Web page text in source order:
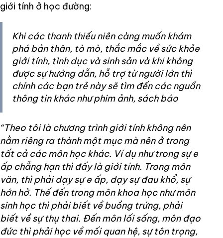
giới tính ở học đường:
Khi các thanh thiếu niên càng muốn khám
phá bản thân, tò mò, thắc mắc về sức khỏe
giới tính, tình dục và sinh sản và khi không
được sự hướng dẫn, hỗ trợ từ người lớn thì
chính các bạn trẻ này sẽ tìm đến các nguồn
thông tin khác như phim ảnh, sách báo
“Theo tôi là chương trình giới tính không nên
nằm riêng ra thành một mục mà nên ở trong
tất cả các môn học khác. Ví dụ như trong sự e
ấp chẳng hạn thì đấy là giới tính. Trong môn
văn, thì phải dạy sự e ấp, dạy sự đau khổ, sự
hớn hở. Thế đến trong môn khoa học như môn
sinh học thì phải biết về buồng trứng, phải
biết về sự thụ thai. Đến môn lối sống, môn đạo
đức thì phải học về mối quan hệ, sự tôn trọng,